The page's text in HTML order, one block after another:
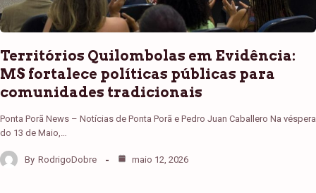
Territórios Quilombolas em Evidência:
MS fortalece políticas públicas para
comunidades tradicionais
Ponta Porã News – Notícias de Ponta Porã e Pedro Juan Caballero Na véspera
do 13 de Maio,…
By RodrigoDobre maio 12, 2026